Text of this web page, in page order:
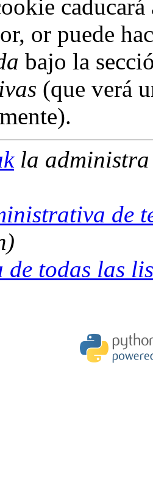
or puede
bajo la
(que verá
la
de
de todas las